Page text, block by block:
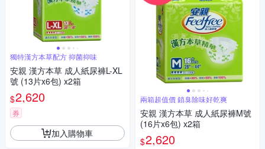
獨特漢方本草配方 抑菌抑味
安親 漢方本草 成人紙尿褲L-XL
號 (13片x6包) x2箱
$2,620
券
加入購物車
兩箱超值價 鎖臭除味好乾爽
安親 漢方本草 成人紙尿褲M號
(16片x6包) x2箱
$2,620